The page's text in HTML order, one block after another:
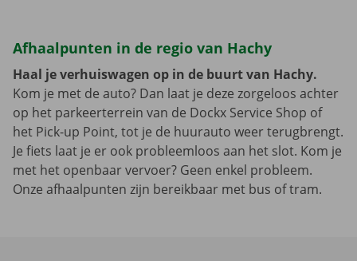
Afhaalpunten in de regio van Hachy
Haal je verhuiswagen op in de buurt van Hachy.
Kom je met de auto? Dan laat je deze zorgeloos achter
op het parkeerterrein van de Dockx Service Shop of
het Pick-up Point, tot je de huurauto weer terugbrengt.
Je fiets laat je er ook probleemloos aan het slot. Kom je
met het openbaar vervoer? Geen enkel probleem.
Onze afhaalpunten zijn bereikbaar met bus of tram.